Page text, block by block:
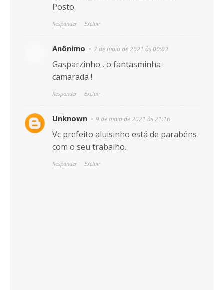
Posto.
Responder Excluir
Anônimo 7 de maio de 2021 às 00:03
Gasparzinho , o fantasminha
camarada !
Responder Excluir
Unknown 9 de maio de 2021 às 21:16
Vc prefeito aluisinho está de parabéns
com o seu trabalho..
Responder Excluir